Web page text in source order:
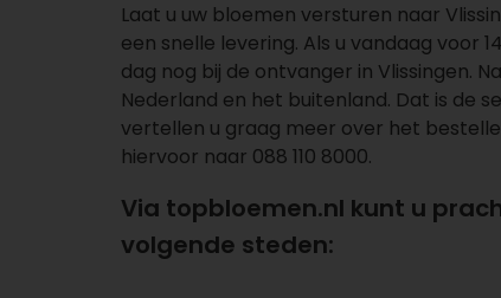
Laat u uw bloemen versturen naar
een snelle levering. Als u vandaag voor
dag nog bij de ontvanger in Vlissingen.
Nederland en het buitenland. Dat is de
vertellen u graag meer over het
hiervoor naar 088 110 8000.
Via topbloemen.nl kunt u
volgende steden: